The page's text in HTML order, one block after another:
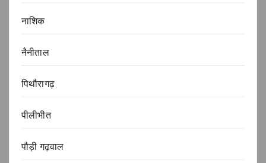
नाशिक
नैनीताल
पिथौरागढ़
पीलीभीत
पौड़ी गढ़वाल